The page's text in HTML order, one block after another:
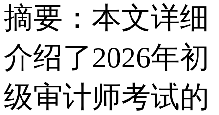
摘要：本文详细
介绍了2026年初
级审计师考试的